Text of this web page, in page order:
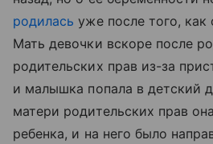
родилась уже после того, как
Мать девочки вскоре после
родительских прав из-за
и малышка попала в детский
матери родительских прав
ребенка, и на него было